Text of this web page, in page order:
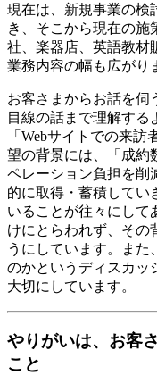
現在は、新規事業の検
き、そこから現在の施
社、楽器店、英語教材
業務内容の幅も広がり
お客さまからお話を伺
目線の話まで理解する
「Webサイトでの来
望の背景には、「成約
ペレーション負担を削
的に取得・蓄積してい
いることが往々にして
けにとらわれず、その
うにしています。また
のかというディスカッ
大切にしています。
やりがいは、お客
こと